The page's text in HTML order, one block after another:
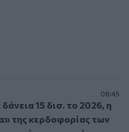
08:45
15 δισ. το 2026, η
της κερδοφορίας των